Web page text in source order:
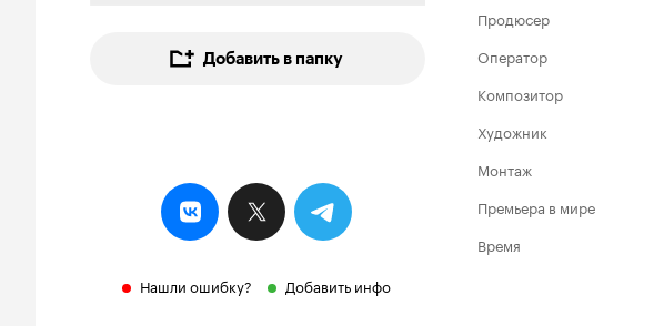
Добавить в папку
Нашли ошибку? Добавить инфо
Продюсер
Оператор
Композитор
Художник
Монтаж
Премьера в мире
Время